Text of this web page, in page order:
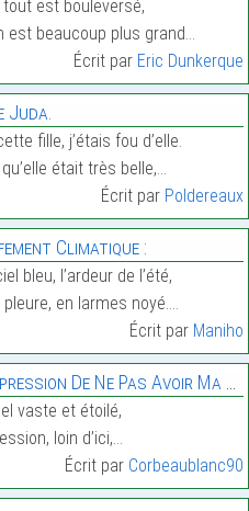
tout est bouleversé,
est beaucoup plus grand…
Écrit par Eric Dunkerque
Juda.
fille, j’étais fou d’elle.
qu’elle était très belle,…
Écrit par Poldereaux
Climatique :
bleu, l’ardeur de l’été,
pleure, en larmes noyé.…
Écrit par Maniho
De Ne Pas Avoir Ma Place Parmi
vaste et étoilé,
loin d’ici,…
Écrit par Corbeaublanc90